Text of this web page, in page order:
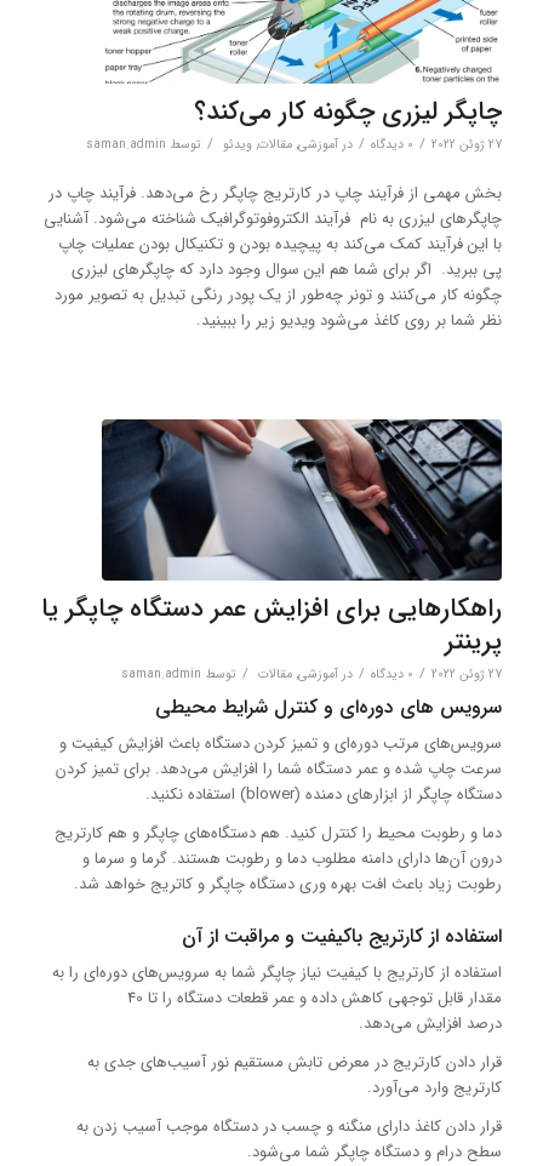
چاپگر لیزری چگونه کار می‌کند؟
27 ژوئن 2022 / 0 دیدگاه‌ / در آموزشی, مقالات, ویدئو / توسط saman.admin
بخش مهمی از فرآیند چاپ در کارتریج چاپگر رخ می‌دهد. فرآیند چاپ در
چاپگرهای لیزری به نام فرآیند الکتروفوتوگرافیک شناخته می‌شود. آشنایی
با این فرآیند کمک می‌کند به پیچیده بودن و تکنیکال بودن عملیات چاپ
پی ببرید. اگر برای شما هم این سوال وجود دارد که چاپگرهای لیزری
چگونه کار می‌کنند و تونر چه‌طور از یک پودر رنگی تبدیل به تصویر مورد
نظر شما بر روی کاغذ می‌شود ویدیو زیر را ببینید.
راهکارهایی برای افزایش عمر دستگاه چاپگر یا
پرینتر
27 ژوئن 2022 / 0 دیدگاه‌ / در آموزشی, مقالات / توسط saman.admin
سرویس ‌های دوره‌ای و کنترل شرایط محیطی
سرویس‌های مرتب دوره‌ای و تمیز کردن دستگاه باعث افزایش کیفیت و
سرعت چاپ شده و عمر دستگاه شما را افزایش می‌دهد. برای تمیز کردن
دستگاه چاپگر از ابزارهای دمنده (blower) استفاده نکنید.
دما و رطوبت محیط را کنترل کنید. هم دستگاه‌های چاپگر و هم کارتریج
درون آن‌ها دارای دامنه مطلوب دما و رطوبت هستند. گرما و سرما و
رطوبت زیاد باعث افت بهره وری دستگاه چاپگر و کاتریج خواهد شد.
استفاده از کارتریج باکیفیت و مراقبت از آن
استفاده از کارتریج با کیفیت نیاز چاپگر شما به سرویس‌های دوره‌ای را به
مقدار قابل توجهی کاهش داده و عمر قطعات دستگاه را تا 40
درصد افزایش می‌دهد.
قرار دادن کارتریج در معرض تابش مستقیم نور آسیب‌های جدی به
کارتریج وارد می‌آورد.
قرار دادن کاغذ دارای منگنه و چسب در دستگاه موجب آسیب زدن به
سطح درام و دستگاه چاپگر شما می‌شود.